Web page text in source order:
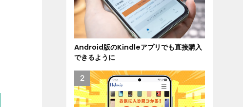
Android版のKindleアプリでも直接購入
できるように